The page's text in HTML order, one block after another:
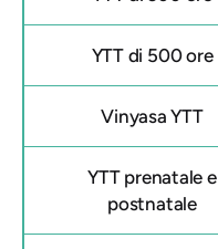
YTT di 500 ore
Vinyasa YTT
YTT prenatale e
postnatale